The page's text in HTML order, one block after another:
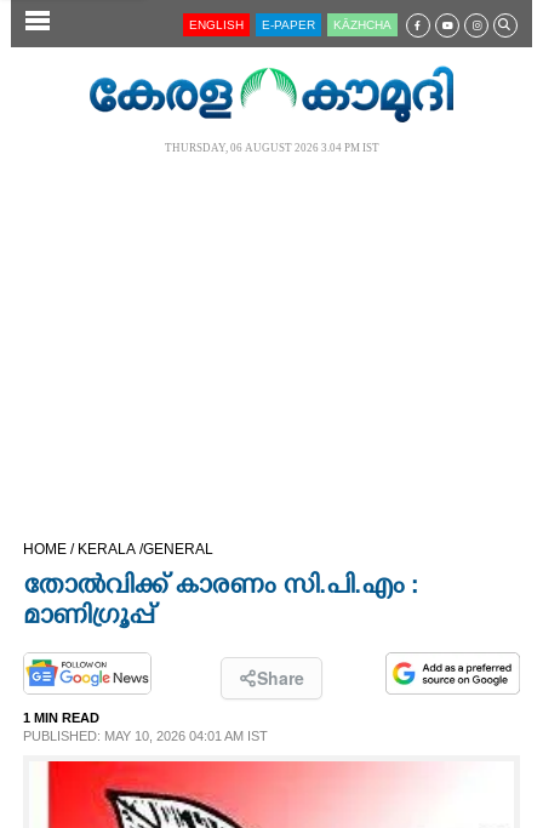
SECTIONS
LIFESTYLE
ENGLISH E-PAPER KĀZHCHA
THURSDAY, 06 AUGUST 2026 3.04 PM IST
HOME / KERALA /GENERAL
തോൽവിക്ക് കാരണം സി.പി.എം :
മാണിഗ്രൂപ്പ്
Share
1 MIN READ
PUBLISHED: MAY 10, 2026 04:01 AM IST